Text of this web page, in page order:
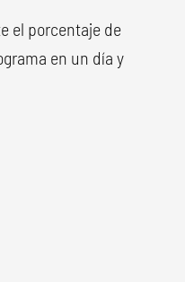
el porcentaje de
en un día y